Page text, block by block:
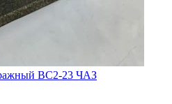
ВС2-23 ЧАЗ